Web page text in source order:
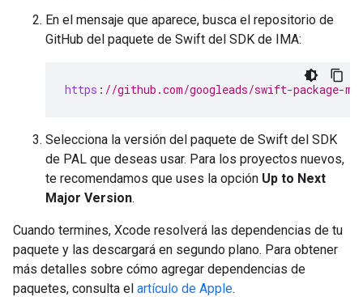
En el mensaje que aparece, busca el repositorio de
GitHub del paquete de Swift del SDK de IMA:
https : //github.com/googleads/swift-package-
Selecciona la versión del paquete de Swift del SDK
de PAL que deseas usar. Para los proyectos nuevos,
te recomendamos que uses la opción Up to Next
Major Version.
Cuando termines, Xcode resolverá las dependencias de tu
paquete y las descargará en segundo plano. Para obtener
más detalles sobre cómo agregar dependencias de
paquetes, consulta el artículo de Apple.